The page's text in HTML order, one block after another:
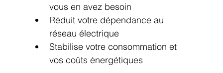
vous en avez besoin
Réduit votre dépendance au
réseau électrique
Stabilise votre consommation et
vos coûts énergétiques